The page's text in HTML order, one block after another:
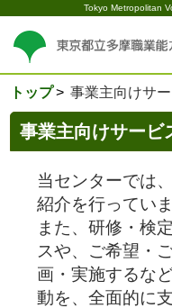
Tokyo Metropolitan
トップ 事業主向けサ
事業主向けサービ
当センターでは
紹介を行っていま
また、研修・検
スや、ご希望・
画・実施するな
動を、全面的に